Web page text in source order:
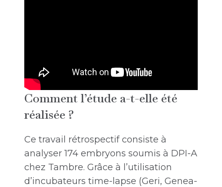
Comment l’étude a-t-elle été
réalisée ?
Ce travail rétrospectif consiste à
analyser 174 embryons soumis à DPI-A
chez Tambre. Grâce à l’utilisation
d’incubateurs time-lapse (Geri, Genea-